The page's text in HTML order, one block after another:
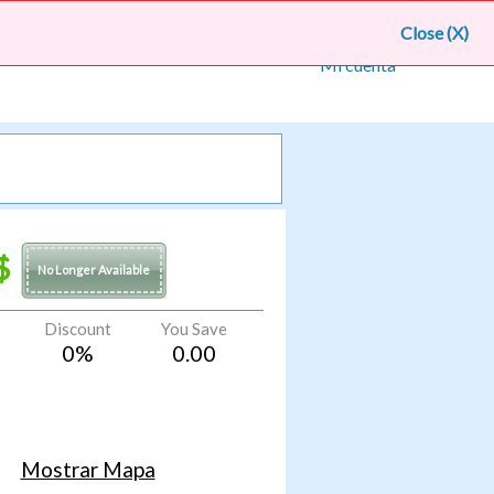
Mi cuenta
Close (X)
No Longer Available
Discount
0%
You Save
0.00
Mostrar Mapa